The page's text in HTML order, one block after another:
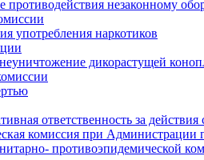
противодействия незаконному
употребления наркотиков
дикорастущей
ответственность за действия
комиссия при
противоэпидемической